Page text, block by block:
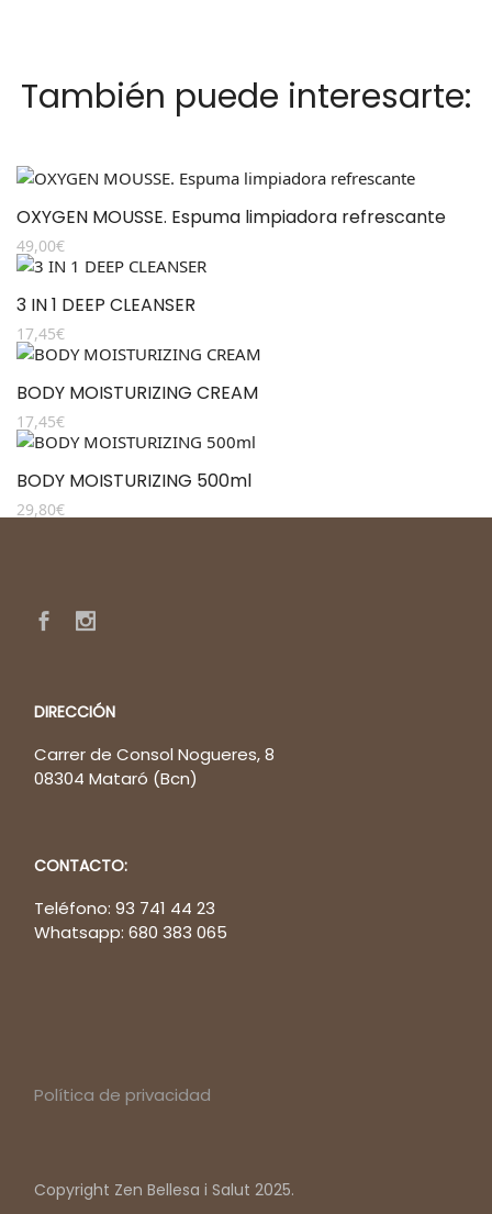
También puede interesarte:
OXYGEN MOUSSE. Espuma limpiadora refrescante
49,00€
3 IN 1 DEEP CLEANSER
17,45€
BODY MOISTURIZING CREAM
17,45€
BODY MOISTURIZING 500ml
29,80€
DIRECCIÓN
Carrer de Consol Nogueres, 8
08304 Mataró (Bcn)
CONTACTO:
Teléfono: 93 741 44 23
Whatsapp: 680 383 065
Política de privacidad
Copyright Zen Bellesa i Salut 2025.